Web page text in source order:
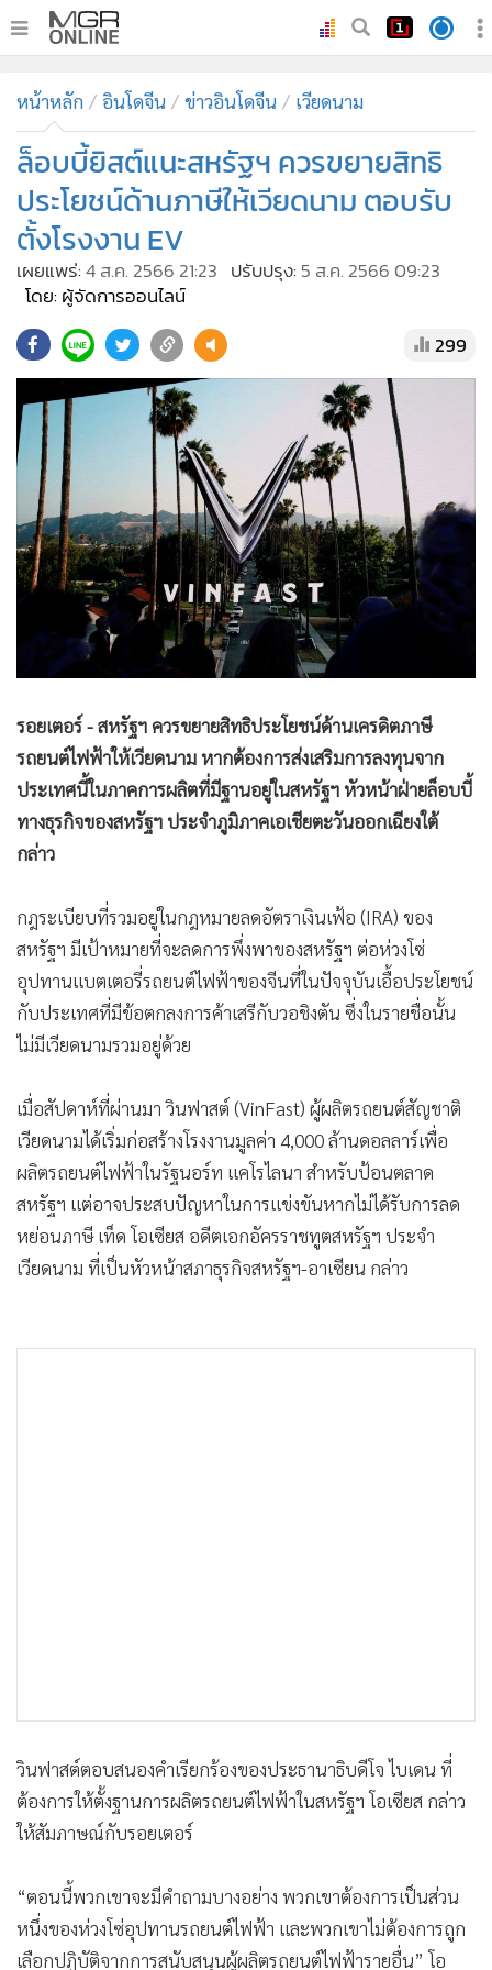
ทันเหตุการณ์
• ภาคใต้
ภูมิภาค
Online Section
• บันเทิง
ผู้จัดการรายวัน
• ละคร
CbizReview
•
Cyber BIZ
•
ผู้จัดกวน
Good health & Well-being
• Green Innovation & SD
• Management & HR
• MGR Live
Infographic
การเมือง
• กีฬา
• ต่างประเทศ
• Special Scoop
• เศรษฐกิจ-ธุรกิจ
• จีน
ชุมชน-คุณภาพชีวิต
อาชญากรรม
Motoring
• เกม
• วิทยาศาสตร์
• หุ้น
• อินโดจีน
• กองทุนรวม
• Celeb Online
• Factcheck
• ญี่ปุ่น
• Gotomanager
หน้าหลัก อินโดจีน ข่าวอินโดจีน เวียดนาม
ล็อบบี้ยิสต์แนะสหรัฐฯ ควรขยายสิทธิ
ประโยชน์ด้านภาษีให้เวียดนาม ตอบรับ
ตั้งโรงงาน EV
เผยแพร่:4 ส.ค. 2566 21:23 ปรับปรุง:5 ส.ค. 2566 09:23
โดย: ผู้จัดการออนไลน์
299
รอยเตอร์ - สหรัฐฯ ควรขยายสิทธิประโยชน์ด้านเครดิตภาษี
รถยนต์ไฟฟ้าให้เวียดนาม หากต้องการส่งเสริมการลงทุนจาก
ประเทศนี้ในภาคการผลิตที่มีฐานอยู่ในสหรัฐฯ หัวหน้าฝ่ายล็อบบี้
ทางธุรกิจของสหรัฐฯ ประจำภูมิภาคเอเชียตะวันออกเฉียงใต้
กล่าว
กฎระเบียบที่รวมอยู่ในกฎหมายลดอัตราเงินเฟ้อ (IRA) ของ
สหรัฐฯ มีเป้าหมายที่จะลดการพึ่งพาของสหรัฐฯ ต่อห่วงโซ่
อุปทานแบตเตอรี่รถยนต์ไฟฟ้าของจีนที่ในปัจจุบันเอื้อประโยชน์
กับประเทศที่มีข้อตกลงการค้าเสรีกับวอชิงตัน ซึ่งในรายชื่อนั้น
ไม่มีเวียดนามรวมอยู่ด้วย
เมื่อสัปดาห์ที่ผ่านมา วินฟาสต์ (VinFast) ผู้ผลิตรถยนต์สัญชาติ
เวียดนามได้เริ่มก่อสร้างโรงงานมูลค่า 4,000 ล้านดอลลาร์เพื่อ
ผลิตรถยนต์ไฟฟ้าในรัฐนอร์ท แคโรไลนา สำหรับป้อนตลาด
สหรัฐฯ แต่อาจประสบปัญหาในการแข่งขันหากไม่ได้รับการลด
หย่อนภาษี เท็ด โอเซียส อดีตเอกอัครราชทูตสหรัฐฯ ประจำ
เวียดนาม ที่เป็นหัวหน้าสภาธุรกิจสหรัฐฯ-อาเซียน กล่าว
วินฟาสต์ตอบสนองคำเรียกร้องของประธานาธิบดีโจ ไบเดน ที่
ต้องการให้ตั้งฐานการผลิตรถยนต์ไฟฟ้าในสหรัฐฯ โอเซียส กล่าว
ให้สัมภาษณ์กับรอยเตอร์
“ตอนนี้พวกเขาจะมีคำถามบางอย่าง พวกเขาต้องการเป็นส่วน
หนึ่งของห่วงโซ่อุปทานรถยนต์ไฟฟ้า และพวกเขาไม่ต้องการถูก
เลือกปฏิบัติจากการสนับสนุนผู้ผลิตรถยนต์ไฟฟ้ารายอื่น” โอ